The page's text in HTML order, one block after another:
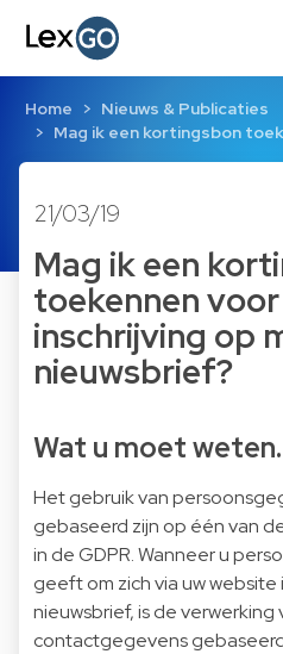
Home
Nieuws & Publicaties
Mag ik een kortingsbon
21/03/19
Mag ik een
toekennen
inschrijving op
nieuwsbrief?
Wat u moet weten.
Het gebruik van
gebaseerd zijn op één van
in de GDPR. Wanneer u
geeft om zich via uw website
nieuwsbrief, is de verwerking
contactgegevens